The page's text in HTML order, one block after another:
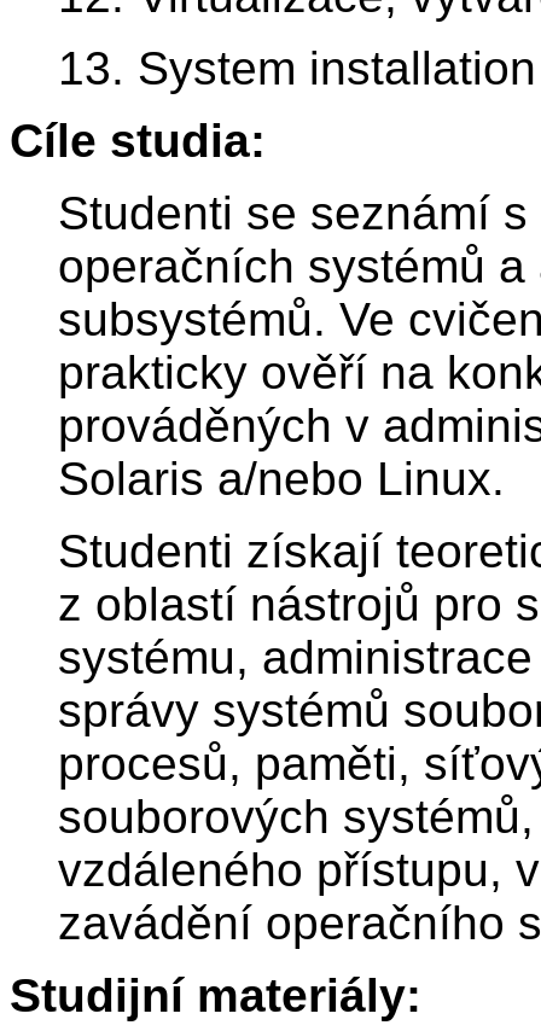
13. System installation
Cíle studia:
Studenti se seznámí
operačních systémů
subsystémů. Ve
prakticky ověří na
prováděných v
Solaris a/nebo Linux.
Studenti získají
z oblastí nástrojů pro
systému,
správy systémů
procesů, paměti,
souborových
vzdáleného přístupu,
zavádění operačního
Studijní materiály: